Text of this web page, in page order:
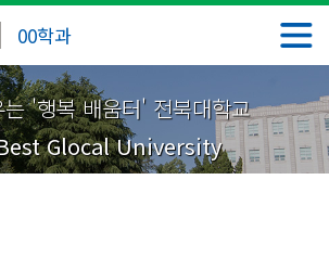
00학과
'행복 배움터' 전북대학교
Glocal University